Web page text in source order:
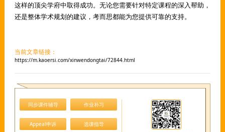
这样的顶尖学府中取得成功。无论您需要针对特定课程的深入帮助，
还是整体学术规划的建议，考而思都能为您提供可靠的支持。
当前文章链接：
https://m.kaoersi.com/xinwendongtai/72844.html
同步课件辅导 作业补习
Appeal申诉 选课指导